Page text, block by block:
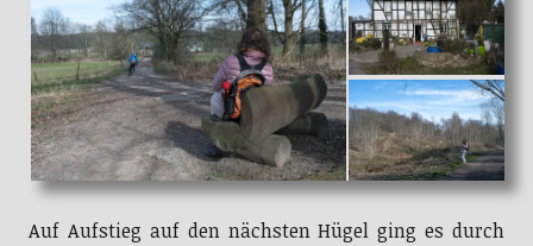
Auf Aufstieg auf den nächsten Hügel ging es durch